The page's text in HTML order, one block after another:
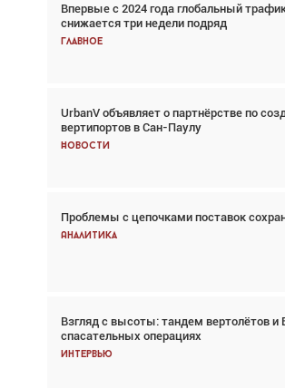
Впервые с 2024 года глобальный
снижается три недели подряд
Главное
UrbanV объявляет о партнёрстве по
вертипортов в Сан-Паулу
Новости
Проблемы с цепочками поставок
Аналитика
Взгляд с высоты: тандем вертолётов и
спасательных операциях
Интервью
Взгляд с высоты: тандем вертолётов и
спасательных операциях
Главное
Авиационный фотограф Дэйв Кох:
говорит сама за себя... а ИИ всё портит»
Новости
Впервые с 2024 года глобальный
снижается три недели подряд
Частный самолёт – это актив.
покупке соответствующим образом
Интервью